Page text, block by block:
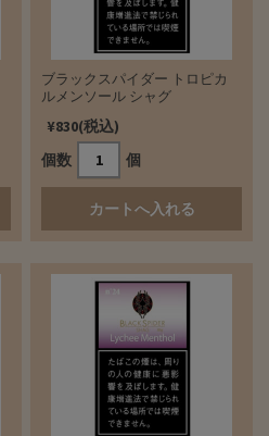
ブラックスパイダー トロピカ
ルメンソール シャグ
¥830(税込)
個数
個